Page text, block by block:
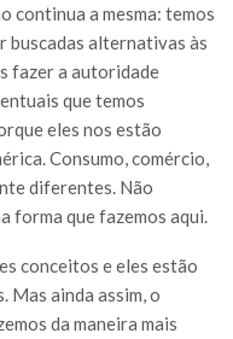
continua a mesma: temos
buscadas alternativas às
fazer a autoridade
que temos
eles nos estão
Consumo, comércio,
diferentes. Não
forma que fazemos aqui.
conceitos e eles estão
Mas ainda assim, o
da maneira mais